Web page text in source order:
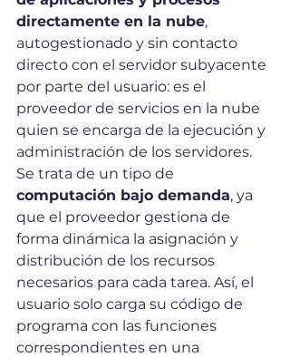
directamente en la nube,
autogestionado y sin contacto
directo con el servidor subyacente
por parte del usuario: es el
proveedor de servicios en la nube
quien se encarga de la ejecución y
administración de los servidores.
Se trata de un tipo de
computación bajo demanda, ya
que el proveedor gestiona de
forma dinámica la asignación y
distribución de los recursos
necesarios para cada tarea. Así, el
usuario solo carga su código de
programa con las funciones
correspondientes en una